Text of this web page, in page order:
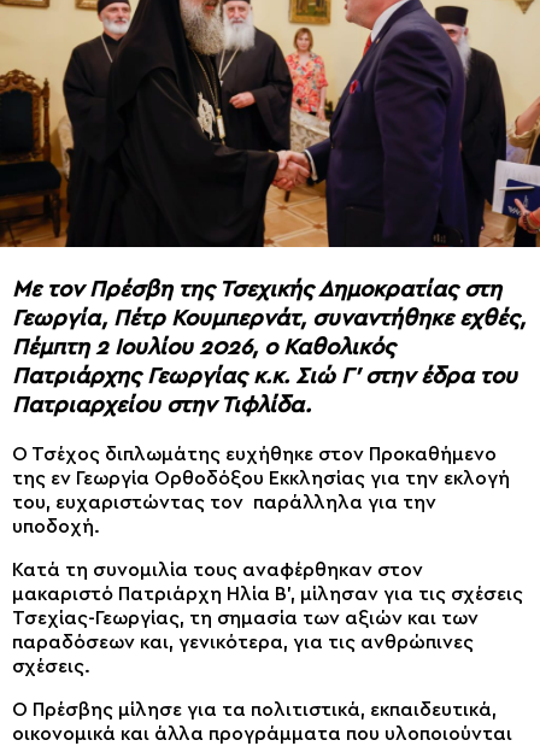
Με τον Πρέσβη της Τσεχικής Δημοκρατίας στη
Γεωργία, Πέτρ Κουμπερνάτ, συναντήθηκε εχθές,
Πέμπτη 2 Ιουλίου 2026, ο Καθολικός
Πατριάρχης Γεωργίας κ.κ. Σιώ Γ’ στην έδρα του
Πατριαρχείου στην Τιφλίδα.
Ο Τσέχος διπλωμάτης ευχήθηκε στον Προκαθήμενο
της εν Γεωργία Ορθοδόξου Εκκλησίας για την εκλογή
του, ευχαριστώντας τον παράλληλα για την
υποδοχή.
Κατά τη συνομιλία τους αναφέρθηκαν στον
μακαριστό Πατριάρχη Ηλία Β’, μίλησαν για τις σχέσεις
Τσεχίας-Γεωργίας, τη σημασία των αξιών και των
παραδόσεων και, γενικότερα, για τις ανθρώπινες
σχέσεις.
Ο Πρέσβης μίλησε για τα πολιτιστικά, εκπαιδευτικά,
οικονομικά και άλλα προγράμματα που υλοποιούνται